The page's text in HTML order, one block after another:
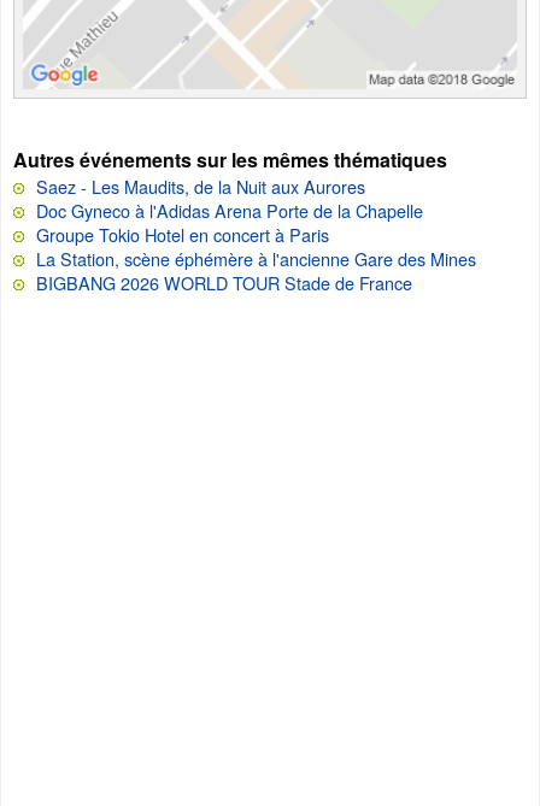
Autres événements sur les mêmes thématiques
Saez - Les Maudits, de la Nuit aux Aurores
Doc Gyneco à l'Adidas Arena Porte de la Chapelle
Groupe Tokio Hotel en concert à Paris
La Station, scène éphémère à l'ancienne Gare des Mines
BIGBANG 2026 WORLD TOUR Stade de France